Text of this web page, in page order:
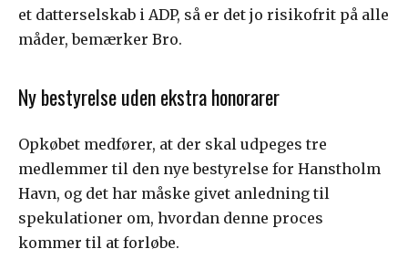
et datterselskab i ADP, så er det jo risikofrit på alle
måder, bemærker Bro.
Ny bestyrelse uden ekstra honorarer
Opkøbet medfører, at der skal udpeges tre
medlemmer til den nye bestyrelse for Hanstholm
Havn, og det har måske givet anledning til
spekulationer om, hvordan denne proces
kommer til at forløbe.